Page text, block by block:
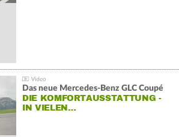
Das neue Mercedes-Benz GLC Coupé
DIE KOMFORTAUSSTATTUNG -
IN VIELEN…